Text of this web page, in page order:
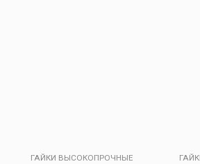
ГАЙКИ ВЫСОКОПРОЧНЫЕ